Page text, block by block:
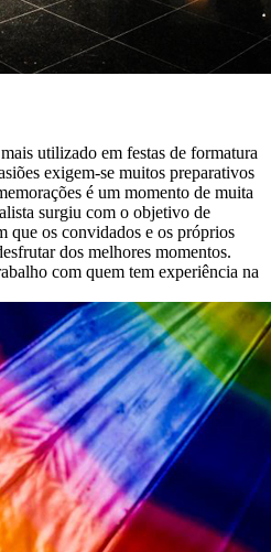
utilizado em festas de formatura
exigem-se muitos preparativos
é um momento de muita
surgiu com o objetivo de
que os convidados e os próprios
dos melhores momentos.
com quem tem experiência na